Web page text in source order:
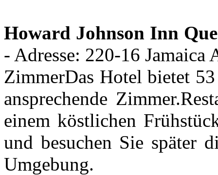
Howard Johnson Inn
- Adresse: 220-16
ZimmerDas Hotel bietet
ansprechende
einem köstlichen
und besuchen Sie später
Umgebung.